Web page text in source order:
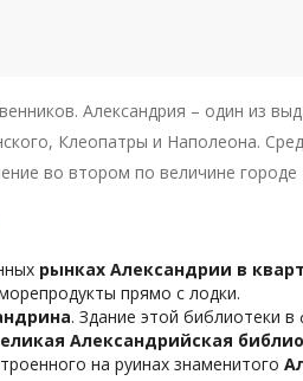
Александрия – один из
Клеопатры и Наполеона.
во втором по величине городе
рынках Александрии в
прямо с лодки.
. Здание этой библиотеки
Александрийская
на руинах знаменитого